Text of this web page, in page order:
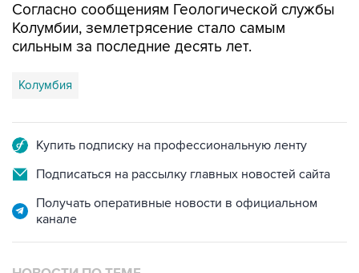
Согласно сообщениям Геологической службы
Колумбии, землетрясение стало самым
сильным за последние десять лет.
Колумбия
Купить подписку на профессиональную ленту
Подписаться на рассылку главных новостей сайта
Получать оперативные новости в официальном
канале